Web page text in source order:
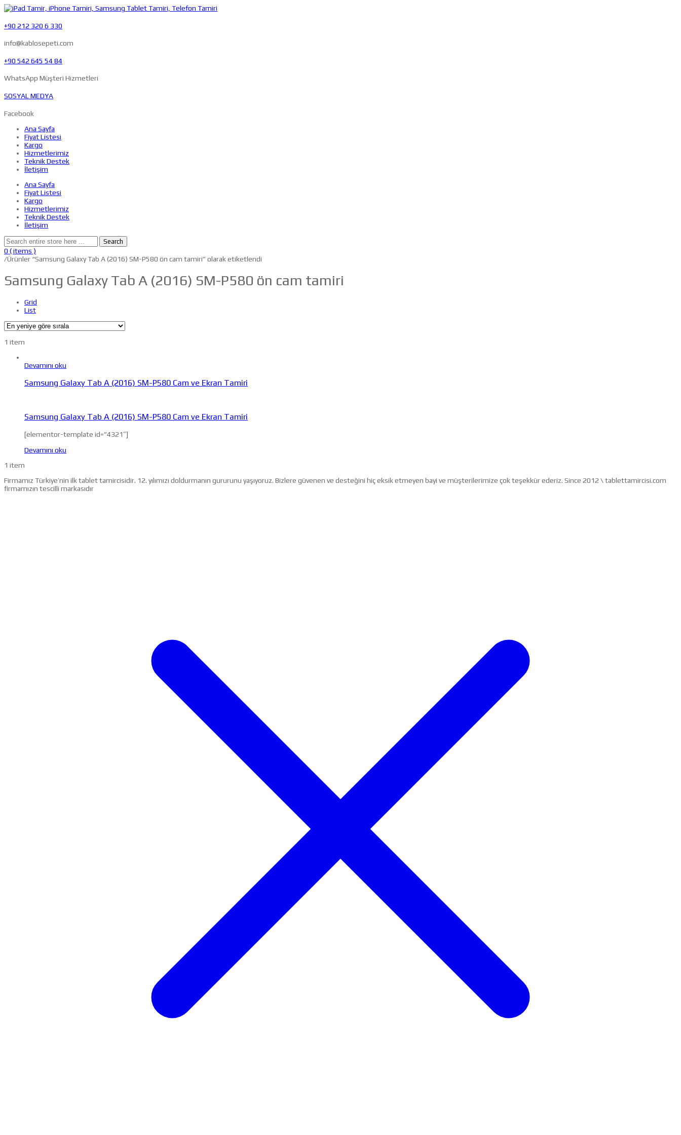
+90 212 320 6 330
info@kablosepeti.com
+90 542 645 54 84
WhatsApp Müşteri Hizmetleri
SOSYAL MEDYA
Facebook
Ana Sayfa
Fiyat Listesi
Kargo
Hizmetlerimiz
Teknik Destek
İletişim
Ana Sayfa
Fiyat Listesi
Kargo
Hizmetlerimiz
Teknik Destek
İletişim
Search
0 ( items )
/Ürünler “Samsung Galaxy Tab A (2016) SM-P580 ön cam tamiri” olarak etiketlendi
Samsung Galaxy Tab A (2016) SM-P580 ön cam tamiri
Grid
List
1 item
Devamını oku
Samsung Galaxy Tab A (2016) SM-P580 Cam ve Ekran Tamiri
Samsung Galaxy Tab A (2016) SM-P580 Cam ve Ekran Tamiri
[elementor-template id=”4321″]
Devamını oku
1 item
Firmamız Türkiye’nin ilk tablet tamircisidir. 12. yılımızı doldurmanın gururunu yaşıyoruz. Bizlere güvenen ve desteğini hiç eksik etmeyen bayi ve müşterilerimize çok teşekkür ederiz. Since 2012 \ tablettamircisi.com
firmamızın tescilli markasıdır